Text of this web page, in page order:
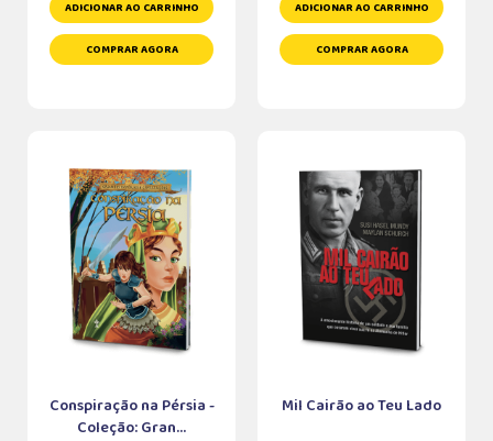
ADICIONAR AO CARRINHO
COMPRAR AGORA
ADICIONAR AO CARRINHO
COMPRAR AGORA
Conspiração na Pérsia -
Coleção: Gran...
Mil Cairão ao Teu Lado